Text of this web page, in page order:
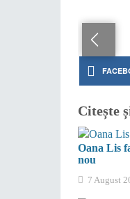
Citește
Oana Lis
nou
7 August